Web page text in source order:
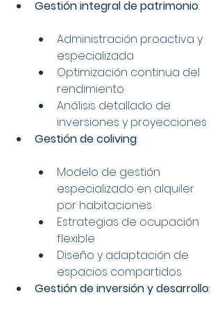
Gestión integral de patrimonio:
Administración proactiva y
especializada
Optimización continua del
rendimiento
Análisis detallado de
inversiones y proyecciones
Gestión de coliving:
Modelo de gestión
especializado en alquiler
por habitaciones
Estrategias de ocupación
flexible
Diseño y adaptación de
espacios compartidos
Gestión de inversión y desarrollo: